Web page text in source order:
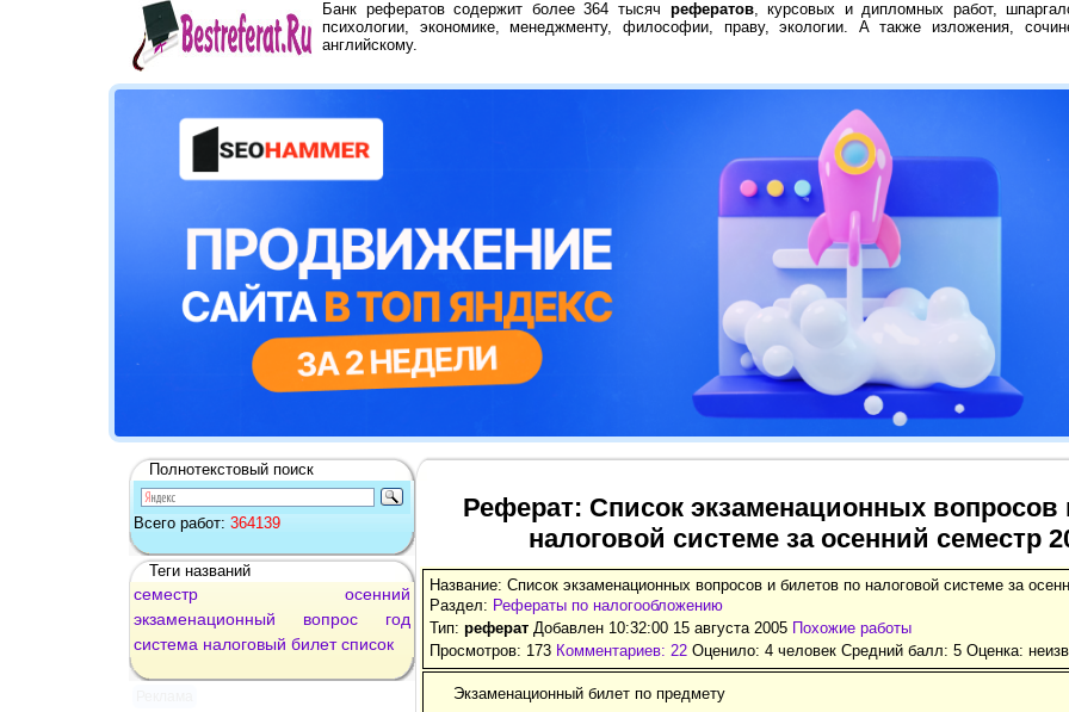
Банк рефератов содержит более 364 тысяч рефератов, курсовых и дипломных работ,
психологии, экономике, менеджменту, философии, праву, экологии. А также изложения,
английскому.
Полнотекстовый поиск
Всего работ: 364139
Теги названий
семестр
осенний
экзаменационный
вопрос
год
система налоговый билет список
Реферат: Список экзаменационных вопросов
налоговой системе за осенний семестр
Название: Список экзаменационных вопросов и билетов по налоговой системе за
Раздел: Рефераты по налогообложению
Тип: реферат Добавлен 10:32:00 15 августа 2005 Похожие работы
Просмотров: 173 Комментариев: 22 Оценило: 4 человек Средний балл: 5 Оценка:
Экзаменационный билет по предмету